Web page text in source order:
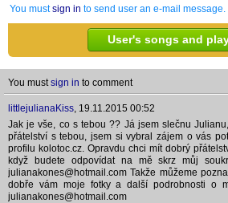
You mustsign in to send user an e-mail message.
User's songs and
You mustsign in to comment
littlejulianaKiss, 19.11.2015 00:52
Jak je vše, co s tebou ?? Já jsem slečnu
přátelství s tebou, jsem si vybral zájem o vás
profilu kolotoc.cz. Opravdu chci mít dobrý
když budete odpovídat na mě skrz můj
julianakones@hotmail.com Takže můžeme
dobře vám moje fotky a další podrobnosti o
julianakones@hotmail.com